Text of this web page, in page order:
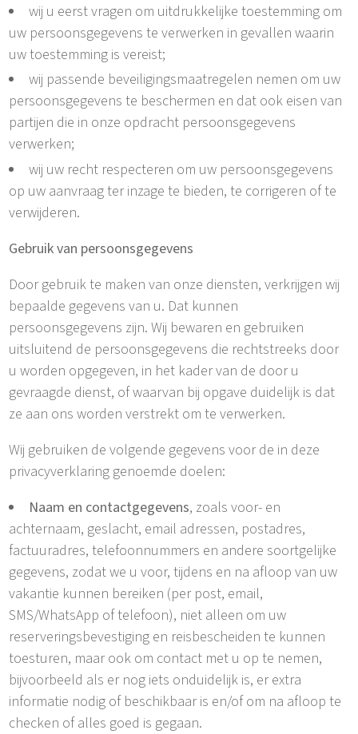
wij u eerst vragen om uitdrukkelijke toestemming om
uw persoonsgegevens te verwerken in gevallen waarin
uw toestemming is vereist;
wij passende beveiligingsmaatregelen nemen om uw
persoonsgegevens te beschermen en dat ook eisen van
partijen die in onze opdracht persoonsgegevens
verwerken;
wij uw recht respecteren om uw persoonsgegevens
op uw aanvraag ter inzage te bieden, te corrigeren of te
verwijderen.
Gebruik van persoonsgegevens
Door gebruik te maken van onze diensten, verkrijgen wij
bepaalde gegevens van u. Dat kunnen
persoonsgegevens zijn. Wij bewaren en gebruiken
uitsluitend de persoonsgegevens die rechtstreeks door
u worden opgegeven, in het kader van de door u
gevraagde dienst, of waarvan bij opgave duidelijk is dat
ze aan ons worden verstrekt om te verwerken.
Wij gebruiken de volgende gegevens voor de in deze
privacyverklaring genoemde doelen:
Naam en contactgegevens, zoals voor- en
achternaam, geslacht, email adressen, postadres,
factuuradres, telefoonnummers en andere soortgelijke
gegevens, zodat we u voor, tijdens en na afloop van uw
vakantie kunnen bereiken (per post, email,
SMS/WhatsApp of telefoon), niet alleen om uw
reserveringsbevestiging en reisbescheiden te kunnen
toesturen, maar ook om contact met u op te nemen,
bijvoorbeeld als er nog iets onduidelijk is, er extra
informatie nodig of beschikbaar is en/of om na afloop te
checken of alles goed is gegaan.